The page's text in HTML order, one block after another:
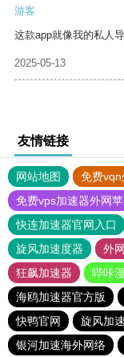
游客
这款app就像我的私人
2025-05-13
友情链接
网站地图 免费vqn
免费vps加速器外网
快连加速器官网入口
旋风加速度器
外
狂飙加速器
哔咔
海鸥加速器官方版
快鸭官网
旋风加
银河加速海外网络